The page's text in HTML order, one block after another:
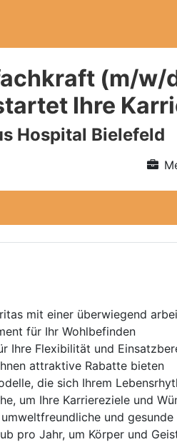
(m/w/
Ihre
Hospital Bielefeld
mit einer überwiegend
für Ihr Wohlbefinden
Ihre Flexibilität und
attraktive Rabatte bieten
die sich Ihrem
um Ihre Karriereziele und
und
pro Jahr, um Körper und